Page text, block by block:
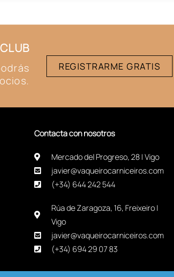
REGISTRARME GRATIS
Contacta con nosotros
Mercado del Progreso, 28 | Vigo
javier@vaqueirocarniceiros.com
(+34) 644 242 544
Rúa de Zaragoza, 16, Freixeiro |
Vigo
javier@vaqueirocarniceiros.com
(+34) 694 29 07 83